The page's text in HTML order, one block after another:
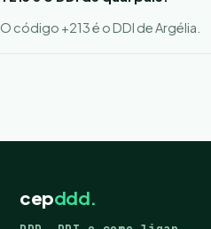
O código +213 é o DDI de Argélia.
cepddd.